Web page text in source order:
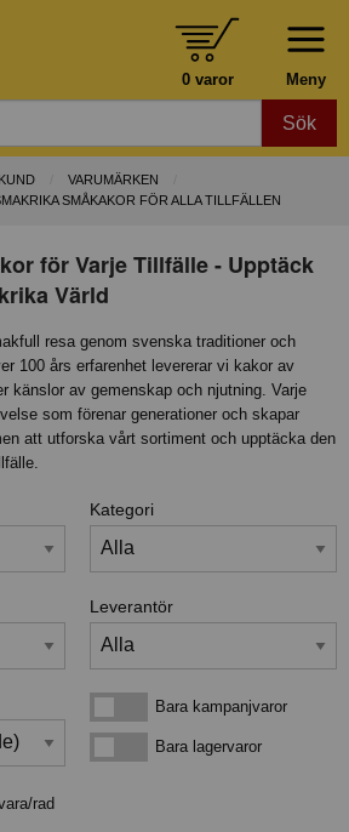
Meny
0 varor
Sök
VARUMÄRKEN
SMÅKAKOR FÖR ALLA TILLFÄLLEN
för Varje Tillfälle - Upptäck
Värld
resa genom svenska traditioner och
100 års erfarenhet levererar vi kakor av
känslor av gemenskap och njutning. Varje
som förenar generationer och skapar
att utforska vårt sortiment och upptäcka den
Kategori
Leverantör
Bara kampanjvarorBara kampanjvaror
Bara lagervarorBara lagervaror
rad